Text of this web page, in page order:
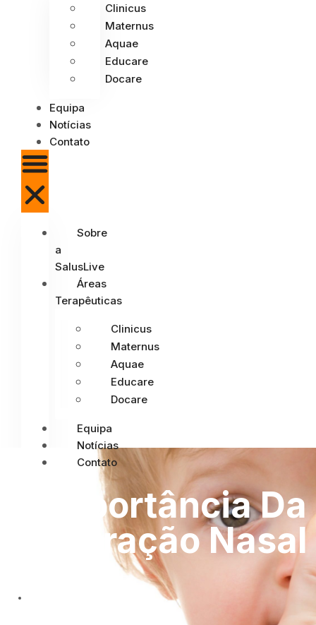
Clinicus
Maternus
Aquae
Educare
Docare
Equipa
Notícias
Contato
Sobre
a
SalusLive
Áreas
Terapêuticas
Clinicus
Maternus
Aquae
Educare
Docare
Equipa
Notícias
Contato
A Importância Da
Respiração Nasal